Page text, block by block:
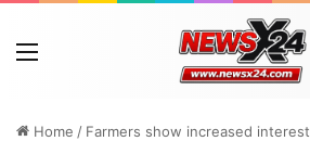
Menu
Home / Farmers show increased interest